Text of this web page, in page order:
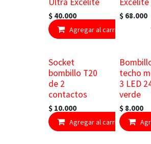
$ 40.000
Agregar al carrito
$ 68.000
Socket
bombillo T20
de 2
contactos
$ 10.000
Agregar al carrito
techo
3 LED
verde
$ 8.000